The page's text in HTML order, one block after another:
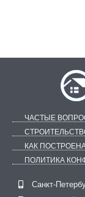
ЧАСТЫЕ
КАК
ПОЛИТИКА
Санкт-